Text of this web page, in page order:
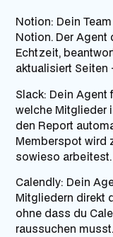
Notion: Dein
Notion. Der Agent
Echtzeit,
aktualisiert Seiten
Slack: Dein Agent
welche Mitglieder
den Report
Memberspot wird
sowieso arbeitest.
Calendly: Dein
Mitgliedern direkt
ohne dass du
raussuchen musst.